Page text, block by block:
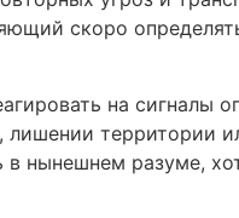
скоро
на сигналы
территории
нынешнем разуме,